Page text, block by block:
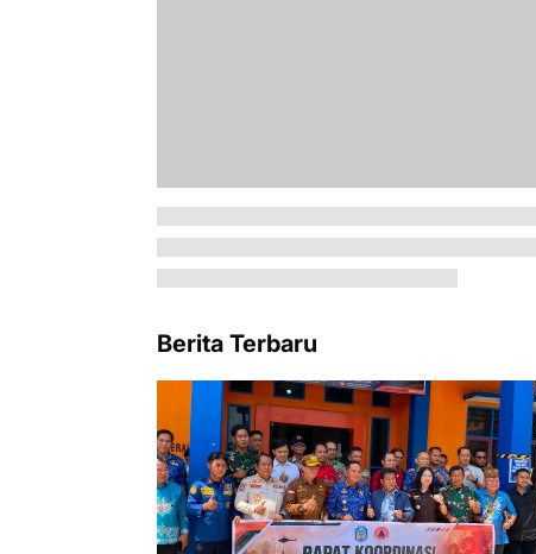
Berita Terbaru